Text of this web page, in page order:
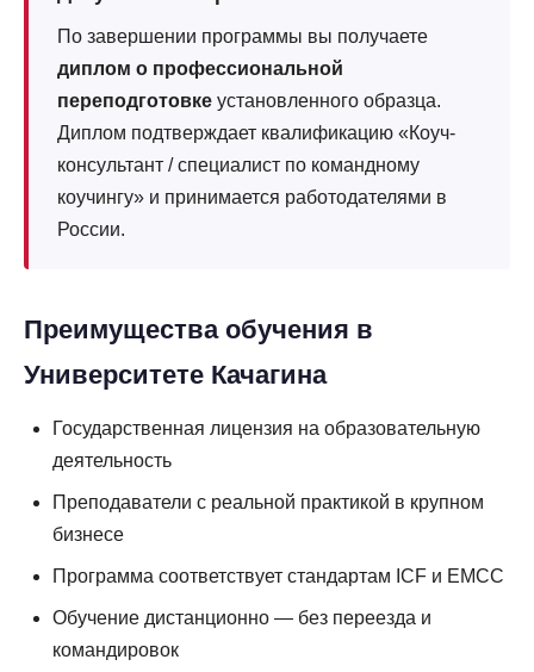
По завершении программы вы получаете
диплом о профессиональной
переподготовке установленного образца.
Диплом подтверждает квалификацию «Коуч-
консультант / специалист по командному
коучингу» и принимается работодателями в
России.
Преимущества обучения в
Университете Качагина
Государственная лицензия на образовательную
деятельность
Преподаватели с реальной практикой в крупном
бизнесе
Программа соответствует стандартам ICF и EMCC
Обучение дистанционно — без переезда и
командировок